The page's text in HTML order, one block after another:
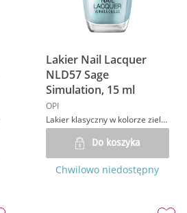
Lakier Nail Lacquer
NLD57 Sage
Simulation, 15 ml
OPI
Lakier klasyczny w kolorze zielonym
Do koszyka
Chwilowo niedostępny